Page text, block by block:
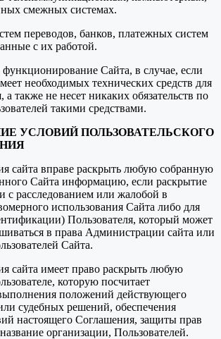
смежных системах.
переводов, банков, платежных систем
с их работой.
Сайта, в случае, если
необходимых технических средств для
а также не несет никаких обязательств по
такими средствами.
УСЛОВИЙ ПОЛЬЗОВАТЕЛЬСКОГО
сайта вправе раскрыть любую собранную
Сайта информацию, если раскрытие
с расследованием или жалобой в
использования Сайта либо для
Пользователя, который может
в права Администрации сайта или
Сайта.
сайта имеет право раскрыть любую
которую посчитает
положений действующего
судебных решений, обеспечения
настоящего Соглашения, защиты прав
организации, Пользователей.